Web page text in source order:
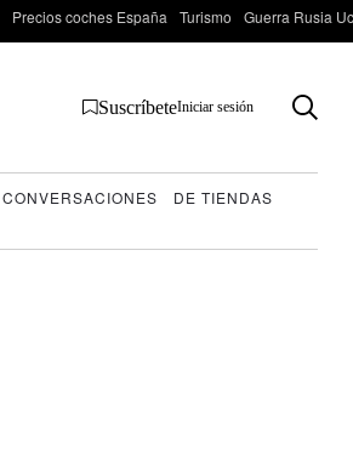
Precios coches España Turismo Guerra Rusia
SuscríbeteIniciar sesión
CONVERSACIONES
DE TIENDAS